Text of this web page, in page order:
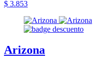
$ 3.853
Arizona